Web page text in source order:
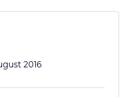
2016